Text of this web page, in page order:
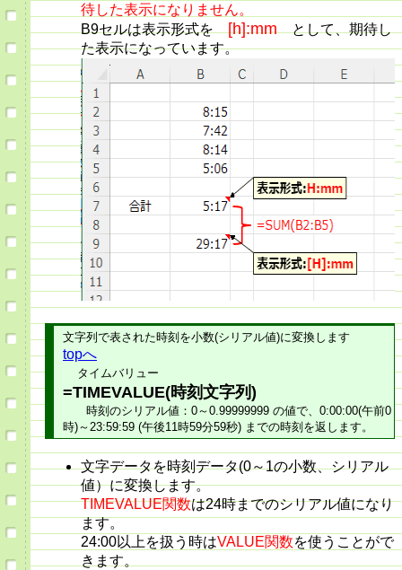
待した表示になりません。
B9セルは表示形式を[h]:mmとして、期待し
た表示になっています。
文字列で表された時刻を小数(シリアル値)に変換します
topへ
タイムバリュー
=TIMEVALUE(時刻文字列)
時刻のシリアル値：0～0.99999999 の値で、0:00:00(午前0
時)～23:59:59 (午後11時59分59秒) までの時刻を返します。
文字データを時刻データ(0～1の小数、シリアル
値）に変換します。
TIMEVALUE関数は24時までのシリアル値になり
ます。
24:00以上を扱う時はVALUE関数を使うことがで
きます。